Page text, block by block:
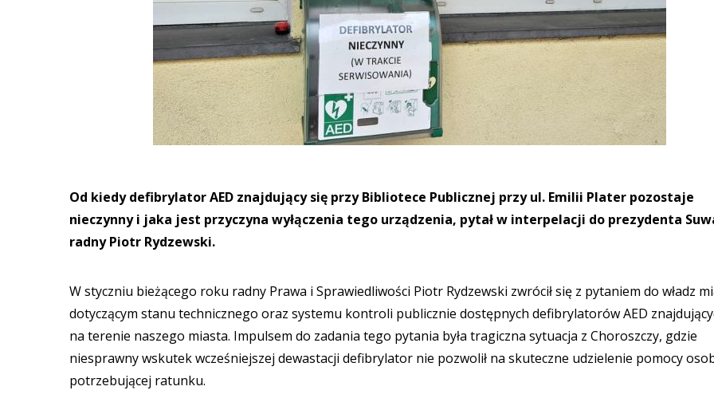
Od kiedy defibrylator AED znajdujący się przy Bibliotece Publicznej przy ul. Emilii Plater pozostaje
nieczynny i jaka jest przyczyna wyłączenia tego urządzenia, pytał w interpelacji do prezydenta
radny Piotr Rydzewski.
W styczniu bieżącego roku radny Prawa i Sprawiedliwości Piotr Rydzewski zwrócił się z pytaniem do władz
dotyczącym stanu technicznego oraz systemu kontroli publicznie dostępnych defibrylatorów AED
na terenie naszego miasta. Impulsem do zadania tego pytania była tragiczna sytuacja z Choroszczy, gdzie
niesprawny wskutek wcześniejszej dewastacji defibrylator nie pozwolił na skuteczne udzielenie pomocy
potrzebującej ratunku.